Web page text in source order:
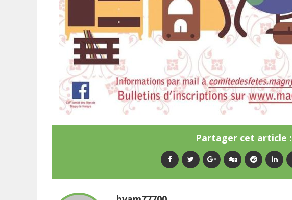
Partager cet article :